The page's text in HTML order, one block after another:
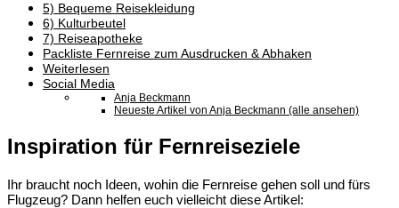
5) Bequeme Reisekleidung
6) Kulturbeutel
7) Reiseapotheke
Packliste Fernreise zum Ausdrucken & Abhaken
Weiterlesen
Social Media
Anja Beckmann
Neueste Artikel von Anja Beckmann (alle ansehen)
Inspiration für Fernreiseziele
Ihr braucht noch Ideen, wohin die Fernreise gehen soll und fürs
Flugzeug? Dann helfen euch vielleicht diese Artikel: